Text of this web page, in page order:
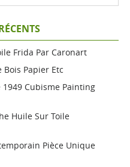
Frida Par Caronart
Bois Papier Etc
Cubisme Painting
Huile Sur Toile
Pièce Unique